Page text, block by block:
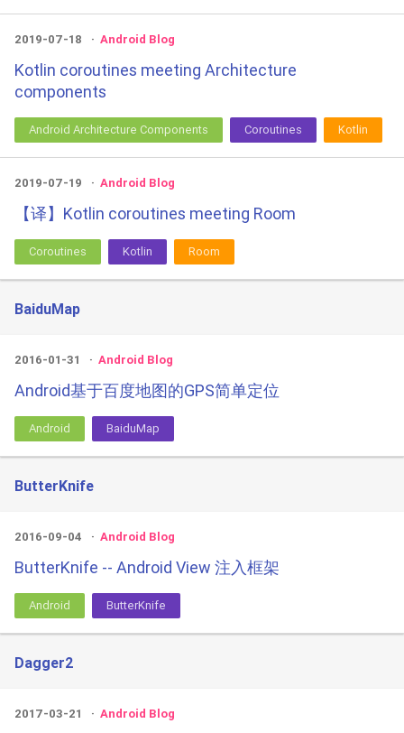
2019-07-18 Android Blog
Kotlin coroutines meeting Architecture
components
Android Architecture Components Coroutines Kotlin
2019-07-19 Android Blog
【译】Kotlin coroutines meeting Room
Coroutines Kotlin Room
BaiduMap
2016-01-31 Android Blog
Android基于百度地图的GPS简单定位
Android BaiduMap
ButterKnife
2016-09-04 Android Blog
ButterKnife -- Android View 注入框架
Android ButterKnife
Dagger2
2017-03-21 Android Blog